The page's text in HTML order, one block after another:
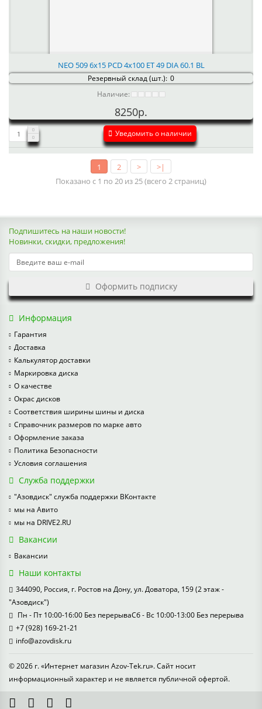
NEO 509 6x15 PCD 4x100 ET 49 DIA 60.1 BL
Резервный склад (шт.): 0
Наличие:
8250р.
Уведомить о наличии
1 2 >
>|
Показано с 1 по 20 из 25 (всего 2 страниц)
Подпишитесь на наши новости!
Новинки, скидки, предложения!
Оформить подписку
Информация
Гарантия
Доставка
Калькулятор доставки
Маркировка диска
О качестве
Окрас дисков
Соответствия ширины шины и диска
Справочник размеров по марке авто
Оформление заказа
Политика Безопасности
Условия соглашения
Служба поддержки
"Азовдиск" служба поддержки ВКонтакте
мы на Авито
мы на DRIVE2.RU
Вакансии
Вакансии
Наши контакты
344090, Россия, г. Ростов на Дону, ул. Доватора, 159 (2 этаж -
"Азовдиск")
Пн - Пт 10:00-16:00 Без перерываСб - Вс 10:00-13:00 Без перерыва
+7 (928) 169-21-21
info@azovdisk.ru
© 2026 г. «Интернет магазин Azov-Tek.ru». Сайт носит
информационный характер и не является публичной офертой.